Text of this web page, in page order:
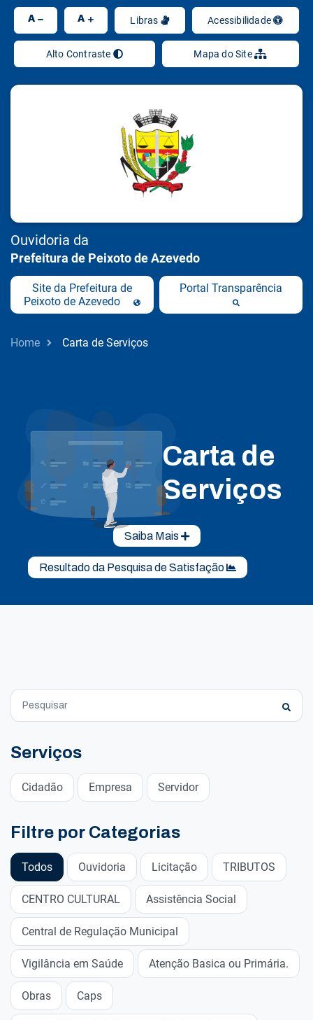
A A Libras Acessibilidade
Alto Contraste Mapa do Site
Ouvidoria da
Prefeitura de Peixoto de Azevedo
Site da Prefeitura de
Peixoto de Azevedo
Portal Transparência
Home Carta de Serviços
Carta de
Serviços
Saiba Mais
Resultado da Pesquisa de Satisfação
Serviços
Cidadão Empresa Servidor
Filtre por Categorias
Todos Ouvidoria Licitação TRIBUTOS
CENTRO CULTURAL Assistência Social
Central de Regulação Municipal
Vigilância em Saúde Atenção Basica ou Primária.
Obras Caps